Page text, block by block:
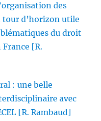
des
tour d’horizon utile
du droit
[R.
: une belle
avec
[R. Rambaud]